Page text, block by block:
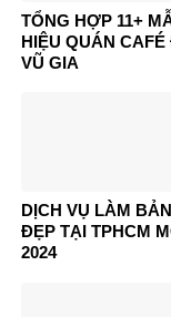
TỔNG HỢP 11+
HIỆU QUÁN
VŨ GIA
DỊCH VỤ LÀM
ĐẸP TẠI TPHCM
2024